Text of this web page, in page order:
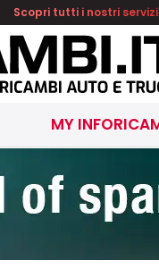
Scopri tutti i nostri servizi
MY